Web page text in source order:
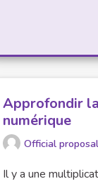
Approfondir
numérique
Official proposal
Il y a une